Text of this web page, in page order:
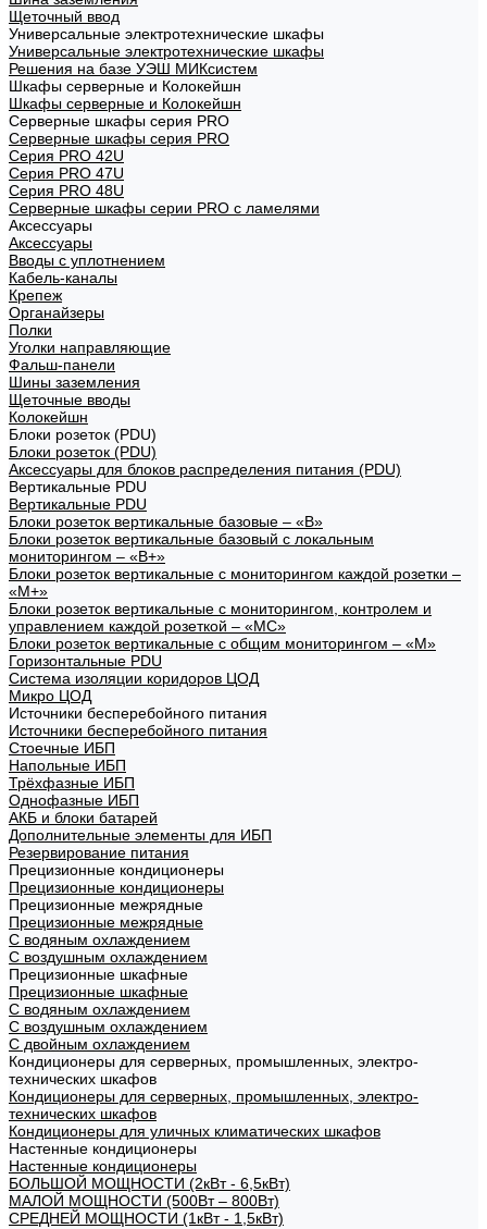
Щеточный ввод
Универсальные электротехнические шкафы
Универсальные электротехнические шкафы
Решения на базе УЭШ МИКсистем
Шкафы серверные и Колокейшн
Шкафы серверные и Колокейшн
Серверные шкафы серия PRO
Серверные шкафы серия PRO
Серия PRO 42U
Серия PRO 47U
Серия PRO 48U
Серверные шкафы серии PRO с ламелями
Аксессуары
Аксессуары
Вводы с уплотнением
Кабель-каналы
Крепеж
Органайзеры
Полки
Уголки направляющие
Фальш-панели
Шины заземления
Щеточные вводы
Колокейшн
Блоки розеток (PDU)
Блоки розеток (PDU)
Аксессуары для блоков распределения питания (PDU)
Вертикальные PDU
Вертикальные PDU
Блоки розеток вертикальные базовые – «В»
Блоки розеток вертикальные базовый с локальным
мониторингом – «В+»
Блоки розеток вертикальные с мониторингом каждой розетки –
«М+»
Блоки розеток вертикальные с мониторингом, контролем и
управлением каждой розеткой – «МС»
Блоки розеток вертикальные с общим мониторингом – «М»
Горизонтальные PDU
Система изоляции коридоров ЦОД
Микро ЦОД
Источники бесперебойного питания
Источники бесперебойного питания
Стоечные ИБП
Напольные ИБП
Трёхфазные ИБП
Однофазные ИБП
АКБ и блоки батарей
Дополнительные элементы для ИБП
Резервирование питания
Прецизионные кондиционеры
Прецизионные кондиционеры
Прецизионные межрядные
Прецизионные межрядные
С водяным охлаждением
С воздушным охлаждением
Прецизионные шкафные
Прецизионные шкафные
С водяным охлаждением
С воздушным охлаждением
С двойным охлаждением
Кондиционеры для серверных, промышленных, электро-
технических шкафов
Кондиционеры для серверных, промышленных, электро-
технических шкафов
Кондиционеры для уличных климатических шкафов
Настенные кондиционеры
Настенные кондиционеры
БОЛЬШОЙ МОЩНОСТИ (2кВт - 6,5кВт)
МАЛОЙ МОЩНОСТИ (500Вт – 800Вт)
СРЕДНЕЙ МОЩНОСТИ (1кВт - 1,5кВт)